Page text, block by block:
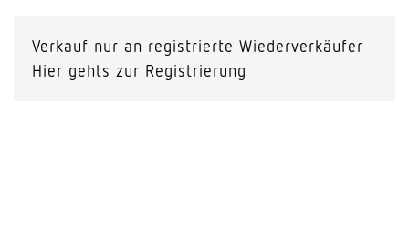
270
Verkauf nur an registrierte Wiederverkäufer
Hier gehts zur Registrierung